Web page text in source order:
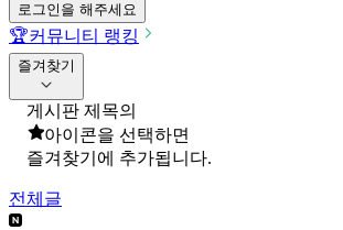
로그인을 해주세요
🏆커뮤니티 랭킹
즐겨찾기
게시판 제목의
아이콘을 선택하면
즐겨찾기에 추가됩니다.
전체글